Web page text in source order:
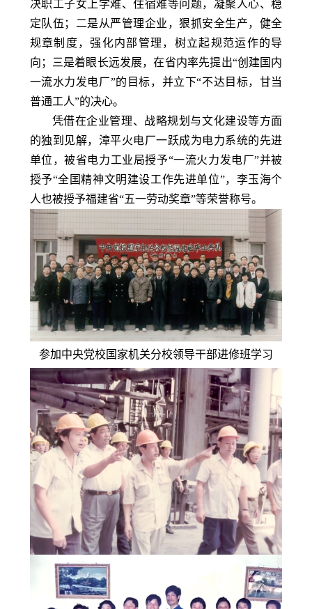
决职工子女上学难、住宿难等问题，凝聚人心、稳
定队伍；二是从严管理企业，狠抓安全生产，健全
规章制度，强化内部管理，树立起规范运作的导
向；三是着眼长远发展，在省内率先提出“创建国内
一流水力发电厂”的目标，并立下“不达目标，甘当
普通工人”的决心。
凭借在企业管理、战略规划与文化建设等方面
的独到见解，漳平火电厂一跃成为电力系统的先进
单位，被省电力工业局授予“一流火力发电厂”并被
授予“全国精神文明建设工作先进单位”，李玉海个
人也被授予福建省“五一劳动奖章”等荣誉称号。
参加中央党校国家机关分校领导干部进修班学习